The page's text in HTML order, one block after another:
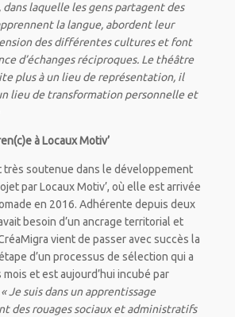
dans laquelle les gens partagent des
la langue, abordent leur
des différentes cultures et font
d’échanges réciproques. Le théâtre
plus à un lieu de représentation, il
lieu de transformation personnelle et
à Locaux Motiv’
très soutenue dans le développement
par Locaux Motiv’, où elle est arrivée
en 2016. Adhérente depuis deux
besoin d’un ancrage territorial et
vient de passer avec succès la
d’un processus de sélection qui a
et est aujourd’hui incubé par
« Je suis dans un apprentissage
des rouages sociaux et administratifs